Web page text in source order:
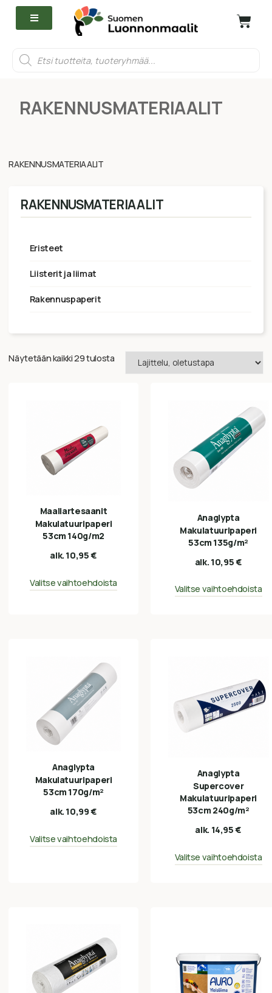
RAKENNUSMATERIAALIT
RAKENNUSMATERIAALIT
RAKENNUSMATERIAALIT
eristeet
liisterit ja liimat
rakennuspaperit
Näytetään kaikki 29 tulosta
Maaliartesaanit
Makulatuuripaperi
53cm 140g/m2
alk. 10,95€
Valitse vaihtoehdoista
Anaglypta
Makulatuuripaperi
53cm 135g/m²
alk. 10,95€
Valitse vaihtoehdoista
Anaglypta
Makulatuuripaperi
53cm 170g/m²
alk. 10,99€
Valitse vaihtoehdoista
Anaglypta
Supercover
Makulatuuripaperi
53cm 240g/m²
alk. 14,95€
Valitse vaihtoehdoista